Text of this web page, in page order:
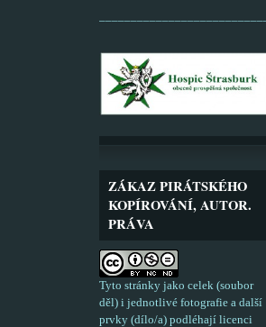
ZÁKAZ PIRÁTSKÉHO
KOPÍROVÁNÍ, AUTOR.
PRÁVA
Tyto stránky jako celek (soubor
děl) i jednotlivé fotografie a další
prvky (dílo/a) podléhají licenci